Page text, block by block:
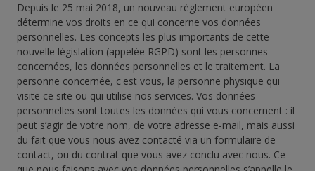
Depuis le 25 mai 2018, un nouveau règlement européen
détermine vos droits en ce qui concerne vos données
personnelles. Les concepts les plus importants de cette
nouvelle législation (appelée RGPD) sont les personnes
concernées, les données personnelles et le traitement. La
personne concernée, c'est vous, la personne physique qui
visite ce site ou qui utilise nos services. Vos données
personnelles sont toutes les données qui vous concernent : il
peut s’agir de votre nom, de votre adresse e-mail, mais aussi
du fait que vous nous avez contacté via un formulaire de
contact, ou du contrat que vous avez conclu avec nous. Ce